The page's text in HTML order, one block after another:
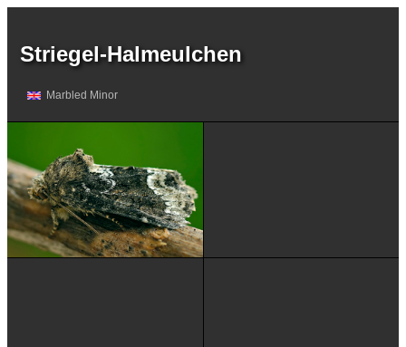
Striegel-Halmeulchen
Marbled Minor